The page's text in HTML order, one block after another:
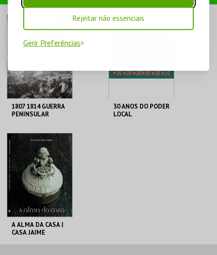
Rejeitar não essenciais
Gerir Preferências
COMPRAR
1807 1814 GUERRA
PENINSULAR
VEDRAS
MAIS INFO
COMPRAR
30 ANOS DO PODER
LOCAL
A ALMA DA CASA |
CASA JAIME